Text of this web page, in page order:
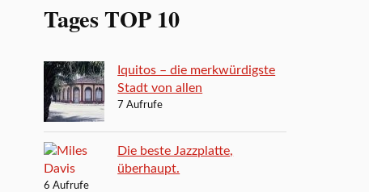
Tages TOP 10
Iquitos – die merkwürdigste
Stadt von allen
7 Aufrufe
Die beste Jazzplatte,
überhaupt.
6 Aufrufe